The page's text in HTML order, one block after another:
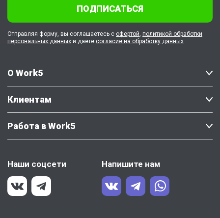
О Work5
Клиентам
Работа в Work5
Наши соцсети Напишите нам
ПОДПИСАТЬСЯ
Отправляя форму, вы соглашаетесь с офертой, политикой обработки
персональных данных и даёте согласие на обработку данных